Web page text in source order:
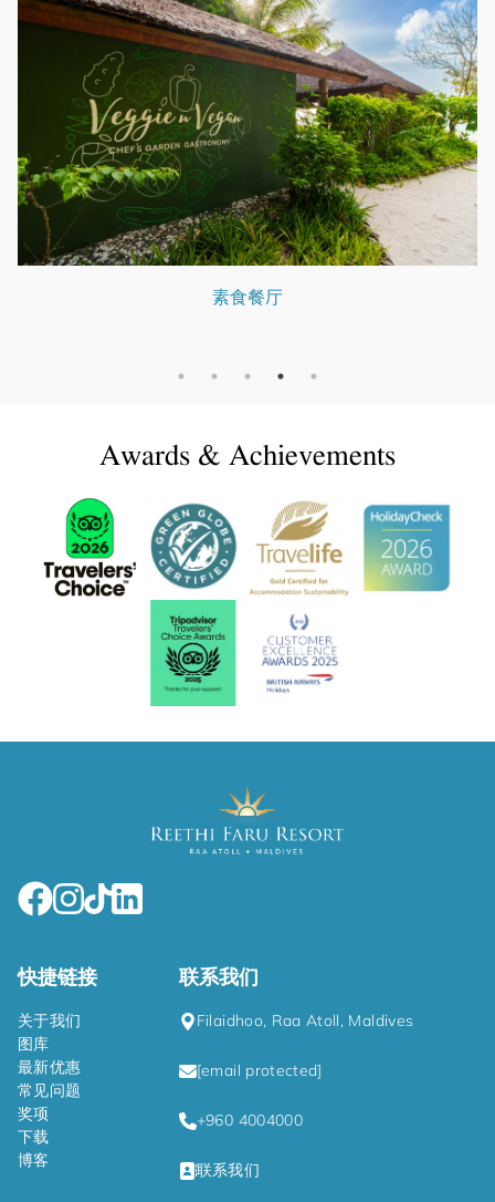
素食餐厅
Awards & Achievements
快捷链接
关于我们
图库
最新优惠
常见问题
奖项
下载
博客
联系我们
Filaidhoo, Raa Atoll, Maldives
[email protected]
+960 4004000
联系我们